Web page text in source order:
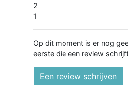
2
1
Op dit moment is er nog
eerste die een review
Een review schrijven